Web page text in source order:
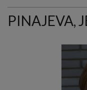
PINAJEVA,